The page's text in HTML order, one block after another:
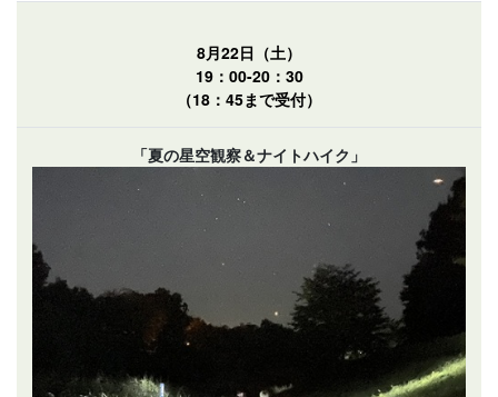
8月22日（土）
19：00-20：30
（18：45まで受付）
「夏の星空観察＆ナイトハイク」